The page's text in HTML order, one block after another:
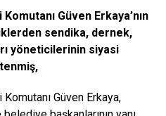
Güven Erkaya’nın
sendika, dernek,
yöneticilerinin siyasi
Güven Erkaya,